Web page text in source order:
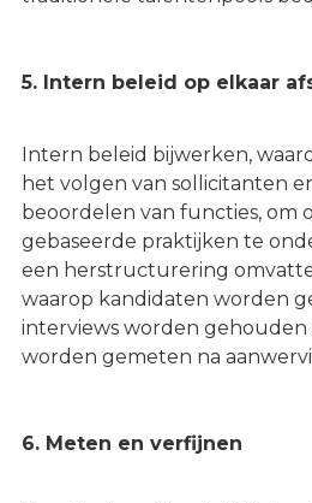
5. Intern beleid op elkaar
Intern beleid bijwerken,
het volgen van sollicitanten
beoordelen van functies, om
gebaseerde praktijken te
een herstructurering
waarop kandidaten worden
interviews worden gehouden
worden gemeten na
6. Meten en verfijnen